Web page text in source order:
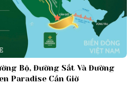
Bộ, Đường Sắt Và Đường
Paradise Cần Giờ